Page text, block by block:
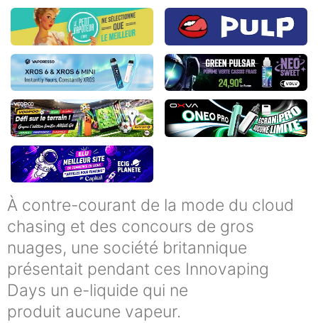
À contre-courant de la mode du cloud
chasing et des concours de gros
nuages, une société britannique
présentait pendant ces Innovaping
Days un e-liquide qui ne
produit aucune vapeur.